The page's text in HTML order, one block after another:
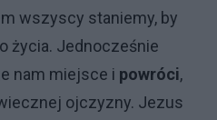
wszyscy staniemy, by
życia. Jednocześnie
nam miejsce i powróci,
ojczyzny. Jezus